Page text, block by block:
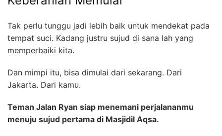
Tak perlu tunggu jadi lebih baik untuk mendekat pada
tempat suci. Kadang justru sujud di sana lah yang
memperbaiki kita.
Dan mimpi itu, bisa dimulai dari sekarang. Dari
Jakarta. Dari kamu.
Teman Jalan Ryan siap menemani perjalananmu
menuju sujud pertama di Masjidil Aqsa.